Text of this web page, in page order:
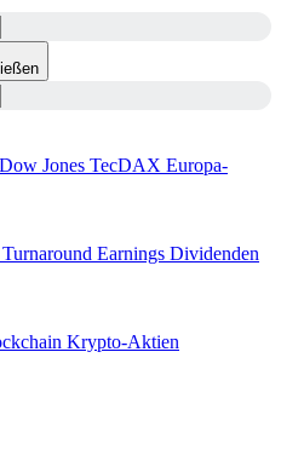
Dow Jones TecDAX Europa-
Turnaround Earnings Dividenden
Krypto-Aktien